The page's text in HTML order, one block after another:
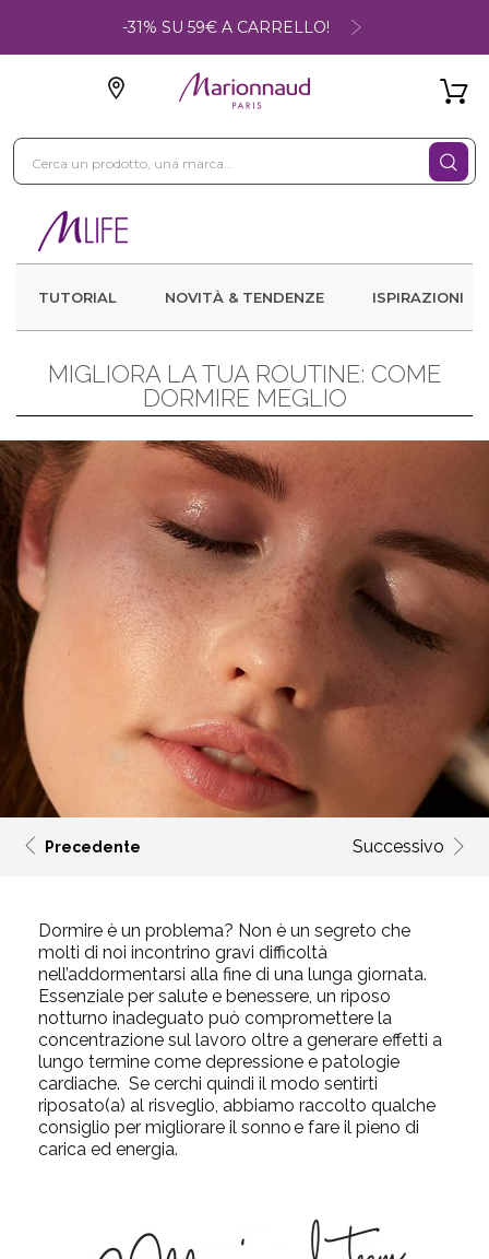
-31% SU 59€ A CARRELLO!
TUTORIAL NOVITÀ & TENDENZE ISPIRAZIONI
MIGLIORA LA TUA ROUTINE: COME
DORMIRE MEGLIO
Precedente Successivo
Dormire è un problema? Non è un segreto che
molti di noi incontrino gravi difficoltà
nell’addormentarsi alla fine di una lunga giornata.
Essenziale per salute e benessere, un riposo
notturno inadeguato può compromettere la
concentrazione sul lavoro oltre a generare effetti a
lungo termine come depressione e patologie
cardiache. Se cerchi quindi il modo sentirti
riposato(a) al risveglio, abbiamo raccolto qualche
consiglio per migliorare il sonnoe fare il pieno di
carica ed energia.